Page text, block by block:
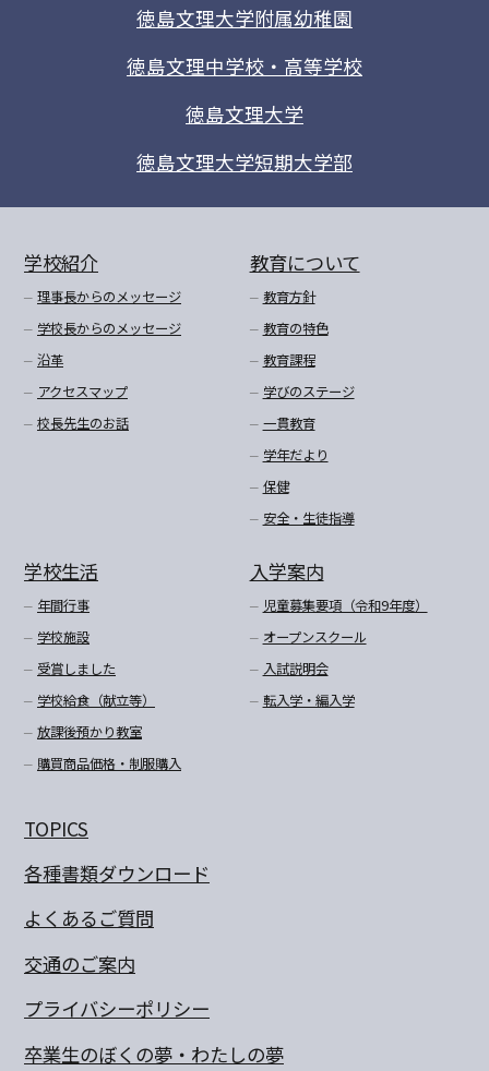
徳島文理大学附属幼稚園
徳島文理中学校・高等学校
徳島文理大学
徳島文理大学短期大学部
学校紹介
理事長からのメッセージ
学校長からのメッセージ
沿革
アクセスマップ
校長先生のお話
教育について
教育方針
教育の特色
教育課程
学びのステージ
一貫教育
学年だより
保健
安全・生徒指導
学校生活
年間行事
学校施設
受賞しました
学校給食（献立等）
放課後預かり教室
購買商品価格・制服購入
入学案内
児童募集要項（令和9年度）
オープンスクール
入試説明会
転入学・編入学
TOPICS
各種書類ダウンロード
よくあるご質問
交通のご案内
プライバシーポリシー
卒業生のぼくの夢・わたしの夢